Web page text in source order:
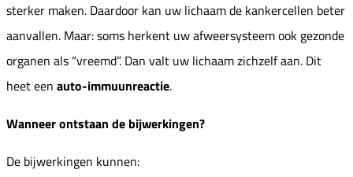
sterker maken. Daardoor kan uw lichaam de kankercellen beter
aanvallen. Maar: soms herkent uw afweersysteem ook gezonde
organen als “vreemd”. Dan valt uw lichaam zichzelf aan. Dit
heet een auto-immuunreactie.
Wanneer ontstaan de bijwerkingen?
De bijwerkingen kunnen: